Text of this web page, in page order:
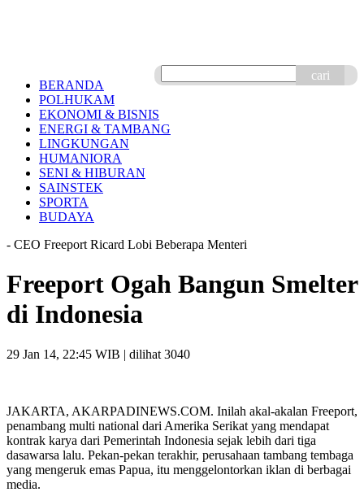
cari
BERANDA
POLHUKAM
EKONOMI & BISNIS
ENERGI & TAMBANG
LINGKUNGAN
HUMANIORA
SENI & HIBURAN
SAINSTEK
SPORTA
BUDAYA
- CEO Freeport Ricard Lobi Beberapa Menteri
Freeport Ogah Bangun Smelter
di Indonesia
29 Jan 14, 22:45 WIB | dilihat 3040
JAKARTA, AKARPADINEWS.COM. Inilah akal-akalan Freeport,
penambang multi national dari Amerika Serikat yang mendapat
kontrak karya dari Pemerintah Indonesia sejak lebih dari tiga
dasawarsa lalu. Pekan-pekan terakhir, perusahaan tambang tembaga
yang mengeruk emas Papua, itu menggelontorkan iklan di berbagai
media.